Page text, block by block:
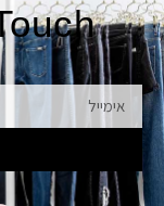
אימייל